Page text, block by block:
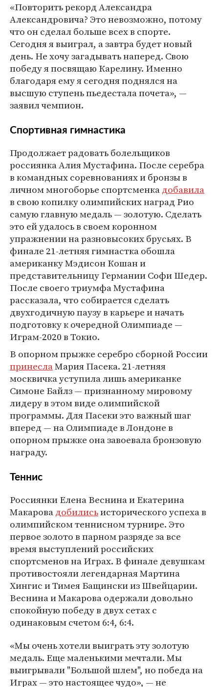
«Повторить рекорд Александра
Александровича? Это невозможно, потому
что он сделал больше всех в спорте.
Сегодня я выиграл, а завтра будет новый
день. Не хочу загадывать наперед. Свою
победу я посвящаю Карелину. Именно
благодаря ему я сегодня поднялся на
высшую ступень пьедестала почета», —
заявил чемпион.
Спортивная гимнастика
Продолжает радовать болельщиков
россиянка Алия Мустафина. После серебра
в командных соревнованиях и бронзы в
личном многоборье спортсменкадобавила
в свою копилку олимпийских наград Рио
самую главную медаль — золотую. Сделать
это ей удалось в своем коронном
упражнении на разновысоких брусьях. В
финале 21-летняя гимнастка обошла
американку Мэдисон Кошан и
представительницу Германии Софи Шедер.
После своего триумфа Мустафина
рассказала, что собирается сделать
двухгодичную паузу в карьере и начать
подготовку к очередной Олимпиаде —
Играм-2020 в Токио.
В опорном прыжке серебро сборной России
принеслаМария Пасека. 21-летняя
москвичка уступила лишь американке
Симоне Байлз — признанному мировому
лидеру в этом виде олимпийской
программы. Для Пасеки это важный шаг
вперед — на Олимпиаде в Лондоне в
опорном прыжке она завоевала бронзовую
награду.
Теннис
Россиянки Елена Веснина и Екатерина
Макаровадобилисьисторического успеха в
олимпийском теннисном турнире. Это
первое золото в парном разряде за все
время выступлений российских
спортсменов на Играх. В финале девушкам
противостояли легендарная Мартина
Хингис и Тимея Бащински из Швейцарии.
Веснина и Макарова одержали довольно
спокойную победу в двух сетах с
одинаковым счетом 6:4, 6:4.
«Мы очень хотели выиграть эту золотую
медаль. Еще маленькими мечтали. Мы
выигрывали "Большой шлем", но победа на
Играх — это настоящее чудо», — не